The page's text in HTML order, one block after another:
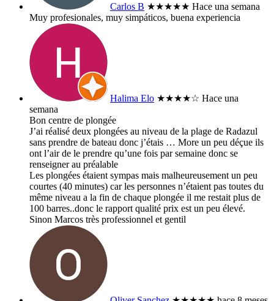
Carlos B ★★★★★ Hace una semana
Muy profesionales, muy simpáticos, buena experiencia
Halima Elo ★★★★☆ Hace una
semana
Bon centre de plongée
J’ai réalisé deux plongées au niveau de la plage de Radazul
sans prendre de bateau donc j’étais … More un peu déçue ils
ont l’air de le prendre qu’une fois par semaine donc se
renseigner au préalable
Les plongées étaient sympas mais malheureusement un peu
courtes (40 minutes) car les personnes n’étaient pas toutes du
même niveau a la fin de chaque plongée il me restait plus de
100 barres..donc le rapport qualité prix est un peu élevé.
Sinon Marcos très professionnel et gentil